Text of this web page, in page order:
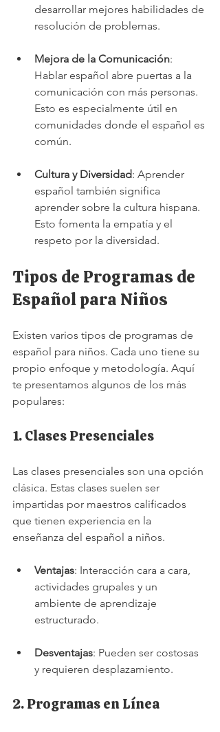
desarrollar mejores habilidades de
resolución de problemas.
Mejora de la Comunicación:
Hablar español abre puertas a la
comunicación con más personas.
Esto es especialmente útil en
comunidades donde el español es
común.
Cultura y Diversidad: Aprender
español también significa
aprender sobre la cultura hispana.
Esto fomenta la empatía y el
respeto por la diversidad.
Tipos de Programas de
Español para Niños
Existen varios tipos de programas de
español para niños. Cada uno tiene su
propio enfoque y metodología. Aquí
te presentamos algunos de los más
populares:
1. Clases Presenciales
Las clases presenciales son una opción
clásica. Estas clases suelen ser
impartidas por maestros calificados
que tienen experiencia en la
enseñanza del español a niños.
Ventajas: Interacción cara a cara,
actividades grupales y un
ambiente de aprendizaje
estructurado.
Desventajas: Pueden ser costosas
y requieren desplazamiento.
2. Programas en Línea